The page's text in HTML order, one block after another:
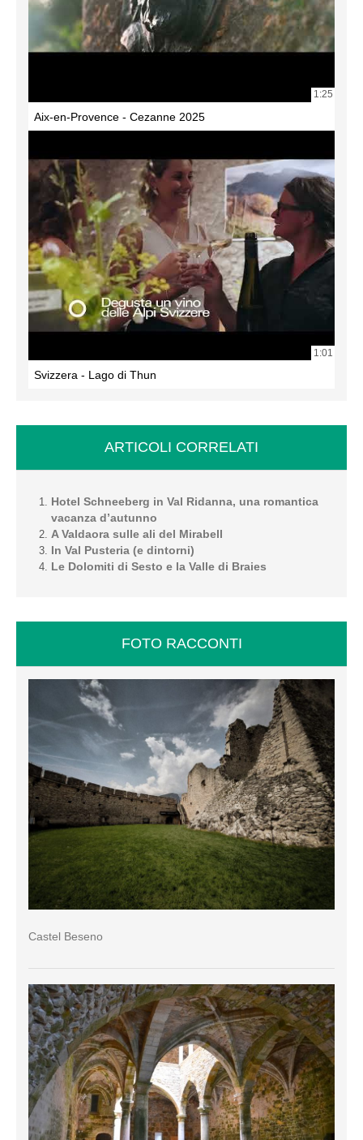
1:25
Aix-en-Provence - Cezanne 2025
1:01
Svizzera - Lago di Thun
ARTICOLI CORRELATI
Hotel Schneeberg in Val Ridanna, una romantica
vacanza d’autunno
A Valdaora sulle ali del Mirabell
In Val Pusteria (e dintorni)
Le Dolomiti di Sesto e la Valle di Braies
FOTO RACCONTI
Castel Beseno